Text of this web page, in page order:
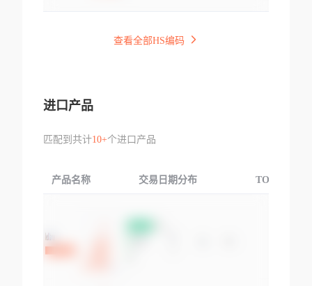
查看全部HS编码
进口产品
匹配到共计10+个进口产品
产品名称 交易日期分布 TOP3交易国